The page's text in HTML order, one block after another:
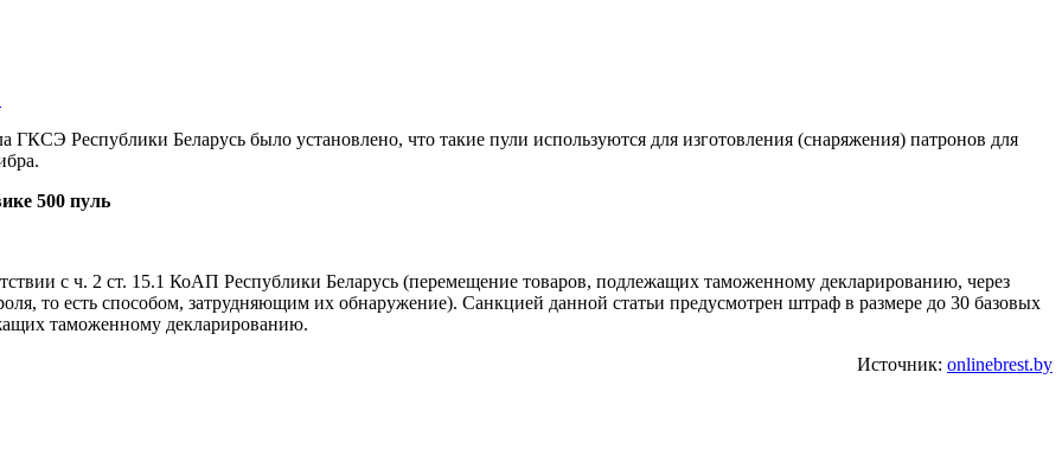
ГКСЭ Республики Беларусь было установлено, что такие пули используются для изготовления (снаряжения) патронов для
с ч. 2 ст. 15.1 КоАП Республики Беларусь (перемещение товаров, подлежащих таможенному декларированию, через
то есть способом, затрудняющим их обнаружение). Санкцией данной статьи предусмотрен штраф в размере до 30 базовых
таможенному декларированию.
Источник: onlinebrest.by